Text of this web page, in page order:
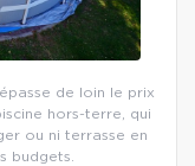
de loin le prix
hors-terre, qui
ou ni terrasse en
budgets.